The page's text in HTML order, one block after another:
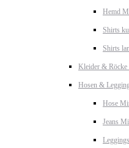
Hemd
Shirts
Shirts
Kleider &
Hosen &
Hose
Jeans